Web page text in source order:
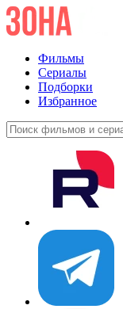
Фильмы
Сериалы
Подборки
Избранное